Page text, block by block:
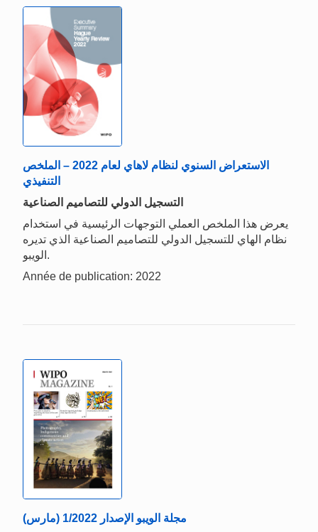
الاستعراض السنوي لنظام لاهاي لعام 2022 – الملخص
التنفيذي
التسجيل الدولي للتصاميم الصناعية
يعرض هذا الملخص العملي التوجهات الرئيسية في استخدام
نظام الهاي للتسجيل الدولي للتصاميم الصناعية الذي تديره
الويبو.
Année de publication: 2022
مجلة الويبو الإصدار 1/2022 (مارس)